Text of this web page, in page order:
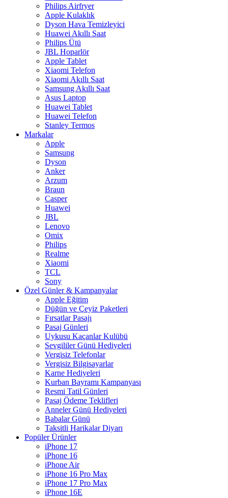
Philips Airfryer
Apple Kulaklık
Dyson Hava Temizleyici
Huawei Akıllı Saat
Philips Ütü
JBL Hoparlör
Apple Tablet
Xiaomi Telefon
Xiaomi Akıllı Saat
Samsung Akıllı Saat
Asus Laptop
Huawei Tablet
Huawei Telefon
Stanley Termos
Markalar
Apple
Samsung
Dyson
Anker
Arzum
Braun
Casper
Huawei
JBL
Lenovo
Omix
Philips
Realme
Xiaomi
TCL
Sony
Özel Günler & Kampanyalar
Apple Eğitim
Düğün ve Çeyiz Paketleri
Fırsatlar Pasajı
Pasaj Günleri
Uykusu Kaçanlar Kulübü
Sevgililer Günü Hediyeleri
Vergisiz Telefonlar
Vergisiz Bilgisayarlar
Karne Hediyeleri
Kurban Bayramı Kampanyası
Resmi Tatil Günleri
Pasaj Ödeme Teklifleri
Anneler Günü Hediyeleri
Babalar Günü
Taksitli Harikalar Diyarı
Popüler Ürünler
iPhone 17
iPhone 16
iPhone Air
iPhone 16 Pro Max
iPhone 17 Pro Max
iPhone 16E